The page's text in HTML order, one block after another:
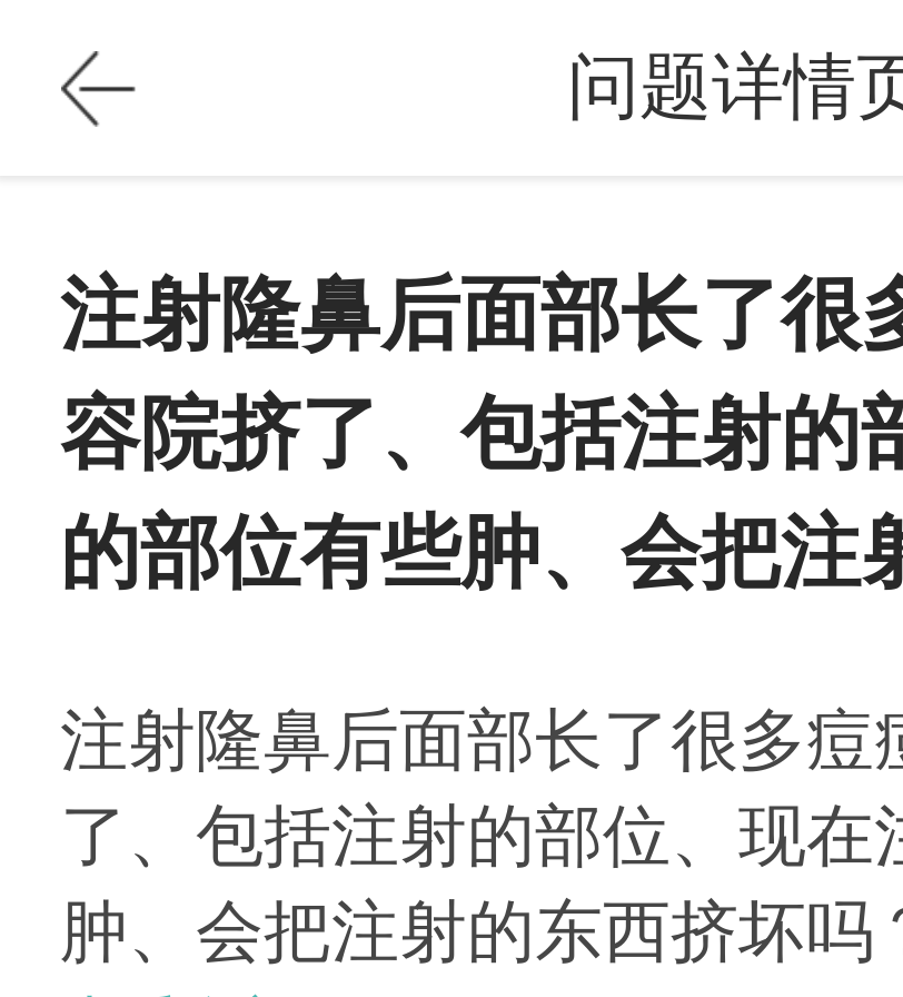
问题详情
注射隆鼻后面部长了很
容院挤了、包括注射的
的部位有些肿、会把注
注射隆鼻后面部长了很多痘
了、包括注射的部位、现在
肿、会把注射的东西挤坏吗